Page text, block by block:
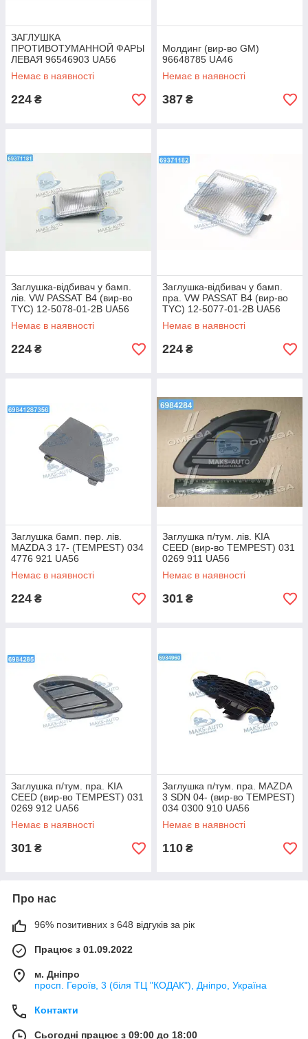
ЗАГЛУШКА
ПРОТИВОТУМАННОЙ ФАРЫ
ЛЕВАЯ 96546903 UA56
Немає в наявності
224 ₴
Молдинг (вир-во GM)
96648785 UA46
Немає в наявності
387 ₴
Заглушка-відбивач у бамп.
лів. VW PASSAT B4 (вир-во
TYC) 12-5078-01-2B UA56
Немає в наявності
224 ₴
Заглушка-відбивач у бамп.
пра. VW PASSAT B4 (вир-во
TYC) 12-5077-01-2B UA56
Немає в наявності
224 ₴
Заглушка бамп. пер. лів.
MAZDA 3 17- (TEMPEST) 034
4776 921 UA56
Немає в наявності
224 ₴
Заглушка п/тум. лів. KIA
CEED (вир-во TEMPEST) 031
0269 911 UA56
Немає в наявності
301 ₴
Заглушка п/тум. пра. KIA
CEED (вир-во TEMPEST) 031
0269 912 UA56
Немає в наявності
301 ₴
Заглушка п/тум. пра. MAZDA
3 SDN 04- (вир-во TEMPEST)
034 0300 910 UA56
Немає в наявності
110 ₴
Про нас
96% позитивних з 648 відгуків за рік
Працює з 01.09.2022
м. Дніпро
просп. Героїв, 3 (біля ТЦ "КОДАК"), Дніпро, Україна
Контакти
Сьогодні працює з 09:00 до 18:00